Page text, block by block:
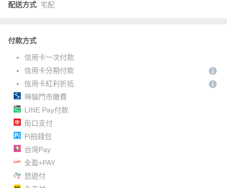
配送方式 宅配
付款方式
信用卡一次付款
信用卡分期付款
信用卡紅利折抵
神腦門市繳費
LINE Pay付款
街口支付
Pi拍錢包
台灣Pay
全盈+PAY
悠遊付